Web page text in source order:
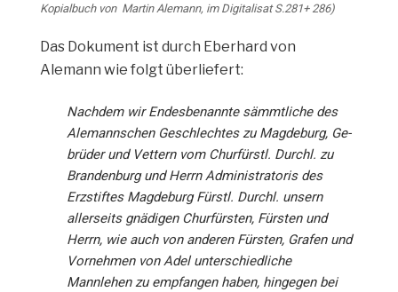
Kopialbuch von Martin Alemann, im Digitalisat S.281+ 286)
Das Dokument ist durch Eberhard von
Alemann wie folgt überliefert:
Nachdem wir Endesbenannte sämmtliche des
Alemannschen Geschlechtes zu Magdeburg, Ge­
brüder und Vettern vom Churfürstl. Durchl. zu
Brandenburg und Herrn Administratoris des
Erzstiftes Magdeburg Fürstl. Durchl. unsern
allerseits gnädigen Churfürsten, Fürsten und
Herrn, wie auch von anderen Fürsten, Grafen und
Vornehmen von Adel unterschiedliche
Mannlehen zu empfangen haben, hingegen bei